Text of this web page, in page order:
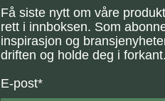
Få siste nytt om våre
rett i innboksen. Som
inspirasjon og
driften og holde deg i forkant.
E-post*